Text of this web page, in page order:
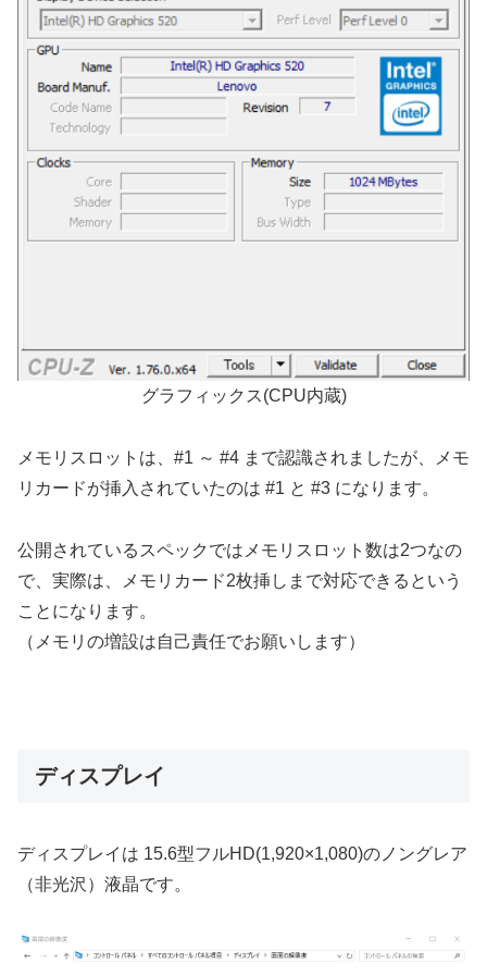
グラフィックス(CPU内蔵)
メモリスロットは、#1 ～ #4 まで認識されましたが、メモ
リカードが挿入されていたのは #1 と #3 になります。
公開されているスペックではメモリスロット数は2つなの
で、実際は、メモリカード2枚挿しまで対応できるという
ことになります。
（メモリの増設は自己責任でお願いします）
ディスプレイ
ディスプレイは 15.6型フルHD(1,920×1,080)のノングレア
（非光沢）液晶です。